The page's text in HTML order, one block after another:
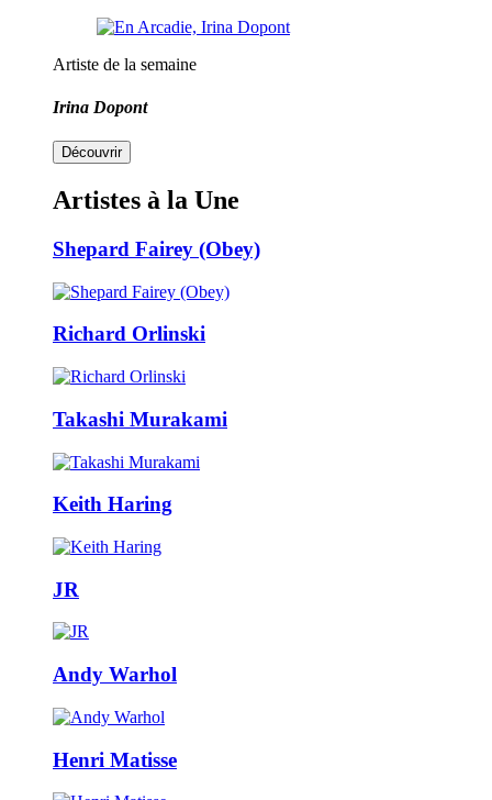
Artiste de la semaine
Irina Dopont
Découvrir
Artistes à la Une
Shepard Fairey (Obey)
Richard Orlinski
Takashi Murakami
Keith Haring
JR
Andy Warhol
Henri Matisse